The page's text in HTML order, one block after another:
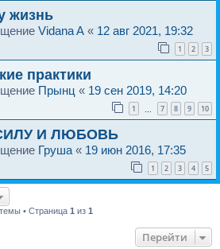
жизнь
Vidana A « 12 авг 2021, 19:32
1 2 3
практики
Прынц « 19 сен 2019, 14:20
1 7 8 9 10
И ЛЮБОВЬ
Груша « 19 июн 2016, 17:35
1 2 3 4 5
• Страница 1 из 1
Перейти